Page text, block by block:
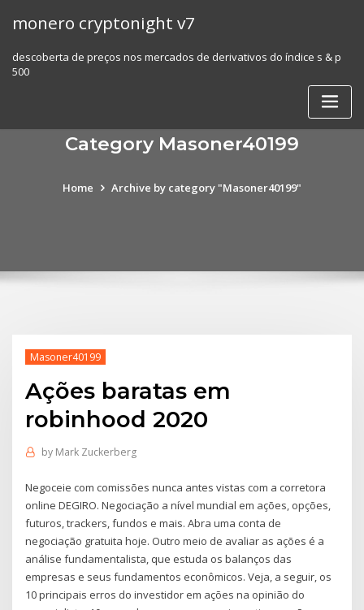
monero cryptonight v7
descoberta de preços nos mercados de derivativos do índice s & p
500
Category Masoner40199
Home Archive by category "Masoner40199"
Masoner40199
Ações baratas em
robinhood 2020
by Mark Zuckerberg
Negoceie com comissões nunca antes vistas com a corretora
online DEGIRO. Negociação a nível mundial em ações, opções,
futuros, trackers, fundos e mais. Abra uma conta de
negociação gratuita hoje. Outro meio de avaliar as ações é a
análise fundamentalista, que estuda os balanços das
empresas e seus fundamentos econômicos. Veja, a seguir, os
10 principais erros do investidor em ações na opinião do